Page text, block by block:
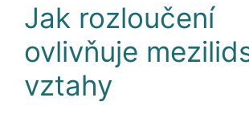
Jak rozloučení
ovlivňuje
vztahy